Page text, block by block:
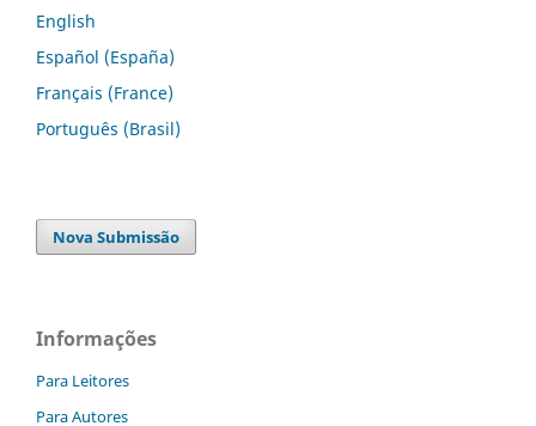
English
Español (España)
Français (France)
Português (Brasil)
Nova Submissão
Informações
Para Leitores
Para Autores